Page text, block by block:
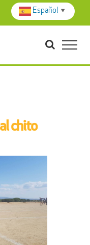
chito
Español ▼